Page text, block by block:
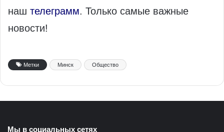
наш телеграмм. Только самые важные
новости!
Метки Минск Общество
Мы в социальных сетях